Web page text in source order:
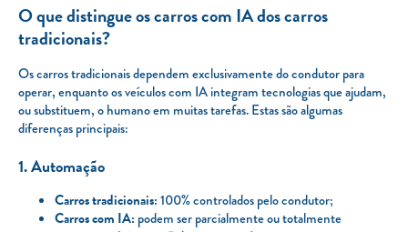
O que distingue os carros com IA dos carros
tradicionais?
Os carros tradicionais dependem exclusivamente do condutor para
operar, enquanto os veículos com IA integram tecnologias que ajudam,
ou substituem, o humano em muitas tarefas. Estas são algumas
diferenças principais:
1. Automação
Carros tradicionais:100% controlados pelo condutor;
Carros com IA: podem ser parcialmente ou totalmente